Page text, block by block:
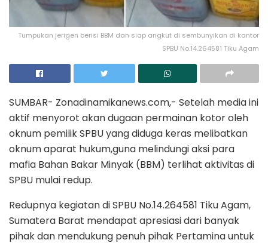
Tumpukan jerigen berisi BBM dan siap angkut di sembunyikan di kantor
SPBU No.14.264581 Tiku Agam
SUMBAR- Zonadinamikanews.com,- Setelah media ini
aktif menyorot akan dugaan permainan kotor oleh
oknum pemilik SPBU yang diduga keras melibatkan
oknum aparat hukum,guna melindungi aksi para
mafia Bahan Bakar Minyak (BBM) terlihat aktivitas di
SPBU mulai redup.
Redupnya kegiatan di SPBU No.14.264581 Tiku Agam,
Sumatera Barat mendapat apresiasi dari banyak
pihak dan mendukung penuh pihak Pertamina untuk